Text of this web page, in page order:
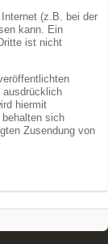
(z.B. bei der
kann. Ein
ist nicht
ausdrücklich
hiermit
sich
Zusendung von